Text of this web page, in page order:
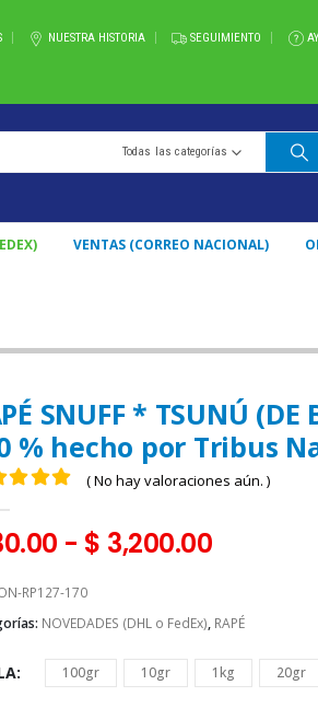
NUESTRA HISTORIA SEGUIMIENTO
Todas las categorías
VENTAS (CORREO NACIONAL)
SNUFF * TSUNÚ
% hecho por Tribus
( No hay valoraciones aún. )
- $ 3,200.00
RP127-170
NOVEDADES (DHL o FedEx), RAPÉ
100gr 10gr 1kg 20gr